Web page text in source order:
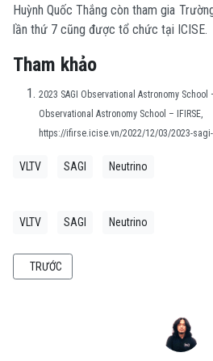
Huỳnh Quốc Thắng còn tham gia
lần thứ 7 cũng được tổ chức tại ICISE.
Tham khảo
2023 SAGI Observational Astronomy School
Observational Astronomy School – IFIRSE,
https://ifirse.icise.vn/2022/12/03/2023-
VLTV SAGI Neutrino
VLTV SAGI Neutrino
BÀI VIẾT TRƯỚC: THÁNG TÁM, THÁNG
TRƯỚC